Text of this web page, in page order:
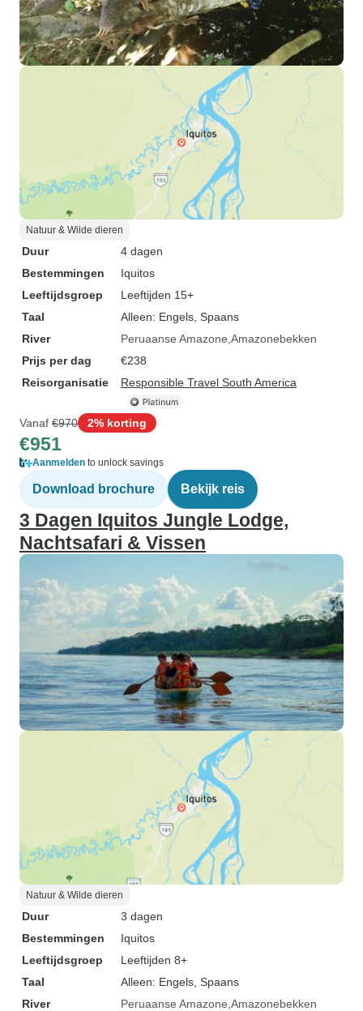
Natuur & Wilde dieren
Duur
4 dagen
Bestemmingen
Iquitos
Leeftijdsgroep
Leeftijden 15+
Taal
Alleen: Engels, Spaans
River
Peruaanse Amazone Amazonebekken
Prijs per dag
€238
Reisorganisatie
Responsible Travel South America
Vanaf €970 2% korting
€951
Aanmelden to unlock savings
Download brochure Bekijk reis
3 Dagen Iquitos Jungle Lodge,
Nachtsafari & Vissen
Natuur & Wilde dieren
Duur
3 dagen
Bestemmingen
Iquitos
Leeftijdsgroep
Leeftijden 8+
Taal
Alleen: Engels, Spaans
River
Peruaanse Amazone Amazonebekken